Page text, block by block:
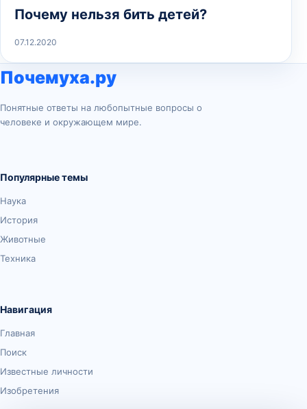
Почему нельзя бить детей?
07.12.2020
Почемуха.ру
Понятные ответы на любопытные вопросы о
человеке и окружающем мире.
Популярные темы
Наука
История
Животные
Техника
Навигация
Главная
Поиск
Известные личности
Изобретения